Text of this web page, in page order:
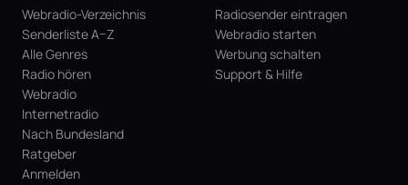
Webradio-Verzeichnis
Senderliste A–Z
Alle Genres
Radio hören
Webradio
Internetradio
Nach Bundesland
Ratgeber
Anmelden
Radiosender eintragen
Webradio starten
Werbung schalten
Support & Hilfe